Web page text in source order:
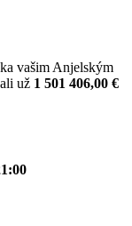
vašim Anjelským
už 1 501 406,00 €